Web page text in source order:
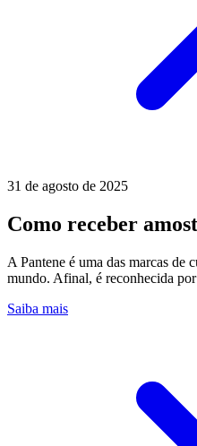
31 de agosto de 2025
Como receber
A Pantene é uma das marcas de
mundo. Afinal, é reconhecida
Saiba mais